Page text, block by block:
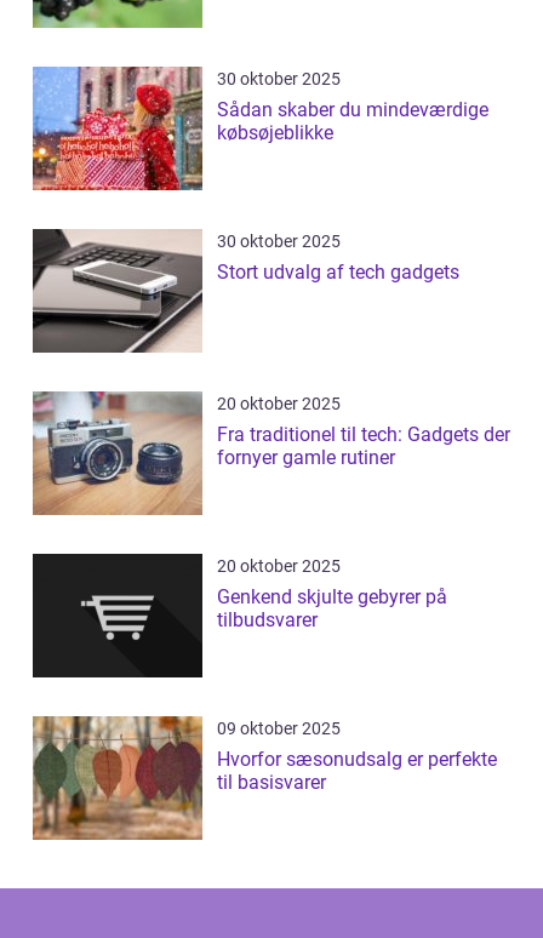
30 oktober 2025
Sådan skaber du mindeværdige
købsøjeblikke
30 oktober 2025
Stort udvalg af tech gadgets
20 oktober 2025
Fra traditionel til tech: Gadgets der
fornyer gamle rutiner
20 oktober 2025
Genkend skjulte gebyrer på
tilbudsvarer
09 oktober 2025
Hvorfor sæsonudsalg er perfekte
til basisvarer